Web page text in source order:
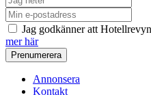
Jag godkänner att
mer här
Annonsera
Kontakt